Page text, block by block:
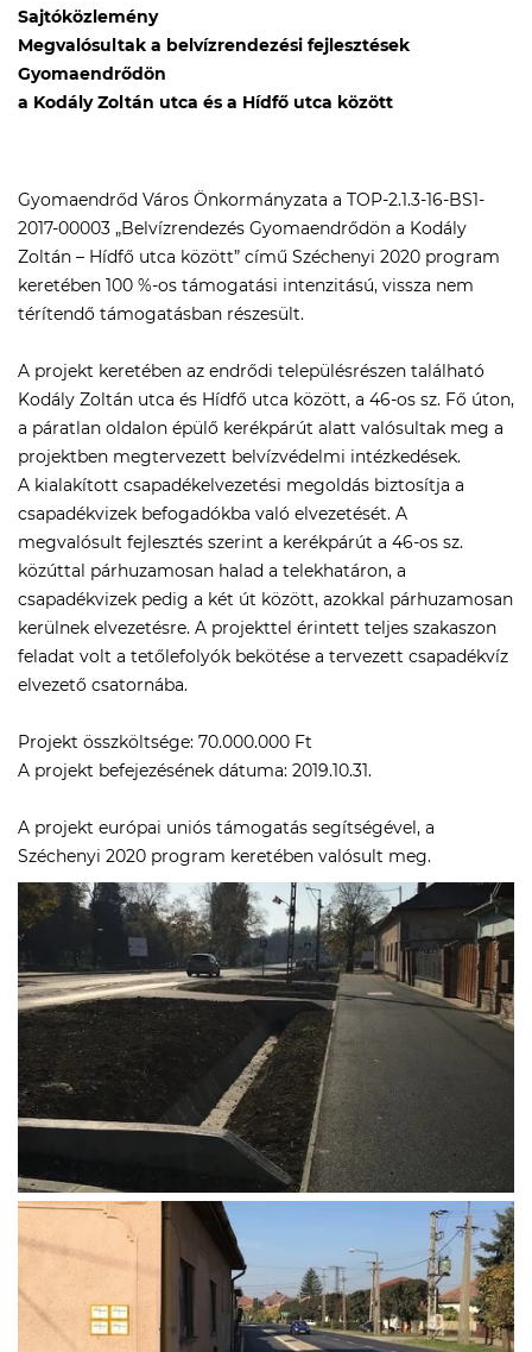
Sajtóközlemény
Megvalósultak a belvízrendezési fejlesztések
Gyomaendrődön
a Kodály Zoltán utca és a Hídfő utca között
Gyomaendrőd Város Önkormányzata a TOP-2.1.3-16-BS1-
2017-00003 „Belvízrendezés Gyomaendrődön a Kodály
Zoltán – Hídfő utca között” című Széchenyi 2020 program
keretében 100 %-os támogatási intenzitású, vissza nem
térítendő támogatásban részesült.
A projekt keretében az endrődi településrészen található
Kodály Zoltán utca és Hídfő utca között, a 46-os sz. Fő úton,
a páratlan oldalon épülő kerékpárút alatt valósultak meg a
projektben megtervezett belvízvédelmi intézkedések.
A kialakított csapadékelvezetési megoldás biztosítja a
csapadékvizek befogadókba való elvezetését. A
megvalósult fejlesztés szerint a kerékpárút a 46-os sz.
közúttal párhuzamosan halad a telekhatáron, a
csapadékvizek pedig a két út között, azokkal párhuzamosan
kerülnek elvezetésre. A projekttel érintett teljes szakaszon
feladat volt a tetőlefolyók bekötése a tervezett csapadékvíz
elvezető csatornába.
Projekt összköltsége: 70.000.000 Ft
A projekt befejezésének dátuma: 2019.10.31.
A projekt európai uniós támogatás segítségével, a
Széchenyi 2020 program keretében valósult meg.